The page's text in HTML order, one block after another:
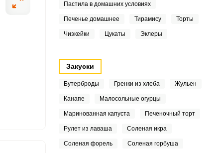
Пастила в домашних условиях
Печенье домашнее Тирамису Торты
Чизкейки Цукаты Эклеры
Закуски
Бутерброды Гренки из хлеба Жульен
Канапе Малосольные огурцы
Маринованная капуста Печеночный торт
Рулет из лаваша Соленая икра
Соленая форель Соленая горбуша